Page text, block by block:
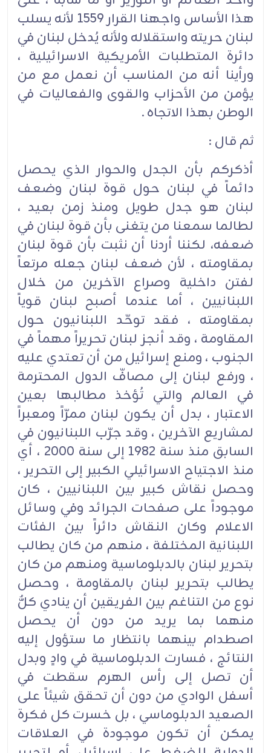
هذا الأساس واجهنا القرار 1559 لأنه يسلب
لبنان حريته واستقلاله ولأنه يُدخل لبنان في
دائرة المتطلبات الأمريكية الاسرائيلية ،
ورأينا أنه من المناسب أن نعمل مع من
يؤمن من الأحزاب والقوى والفعاليات في
الوطن بهذا الاتجاه .‏
ثم قال :‏
أذكركم بأن الجدل والحوار الذي يحصل
دائماً في لبنان حول قوة لبنان وضعف
لبنان هو جدل طويل ومنذ زمن بعيد ،
لطالما سمعنا من يتغنى بأن قوة لبنان في
ضعفه، لكننا أردنا أن نثبت بأن قوة لبنان
بمقاومته ، لأن ضعف لبنان جعله مرتعاً
لفتن داخلية وصراع الآخرين من خلال
اللبنانيين ، أما عندما أصبح لبنان قوياً
بمقاومته ، فقد توحّد اللبنانيون حول
المقاومة ، وقد أنجز لبنان تحريراً مهماً في
الجنوب ، ومنع إسرائيل من أن تعتدي عليه
، ورفع لبنان إلى مصافّ الدول المحترمة
في العالم والتي تُؤخذ مطالبها بعين
الاعتبار ، بدل أن يكون لبنان ممرّاً ومعبراً
لمشاريع الآخرين ، وقد جرّب اللبنانيون في
السابق منذ سنة 1982 إلى سنة 2000 ، أي
منذ الاجتياح الاسرائيلي الكبير إلى التحرير ،
وحصل نقاش كبير بين اللبنانيين ، كان
موجوداً على صفحات الجرائد وفي وسائل
الاعلام وكان النقاش دائراً بين الفئات
اللبنانية المختلفة ، منهم من كان يطالب
بتحرير لبنان بالدبلوماسية ومنهم من كان
يطالب بتحرير لبنان بالمقاومة ، وحصل
نوع من التناغم بين الفريقين أن ينادي كلٌّ
منهما بما يريد من دون أن يحصل
اصطدام بينهما بانتظار ما ستؤول إليه
النتائج ، فسارت الدبلوماسية في وادٍ وبدل
أن تصل إلى رأس الهرم سقطت في
أسفل الوادي من دون أن تحقق شيئاً على
الصعيد الدبلوماسي ، بل خسرت كل فكرة
يمكن أن تكون موجودة في العلاقات